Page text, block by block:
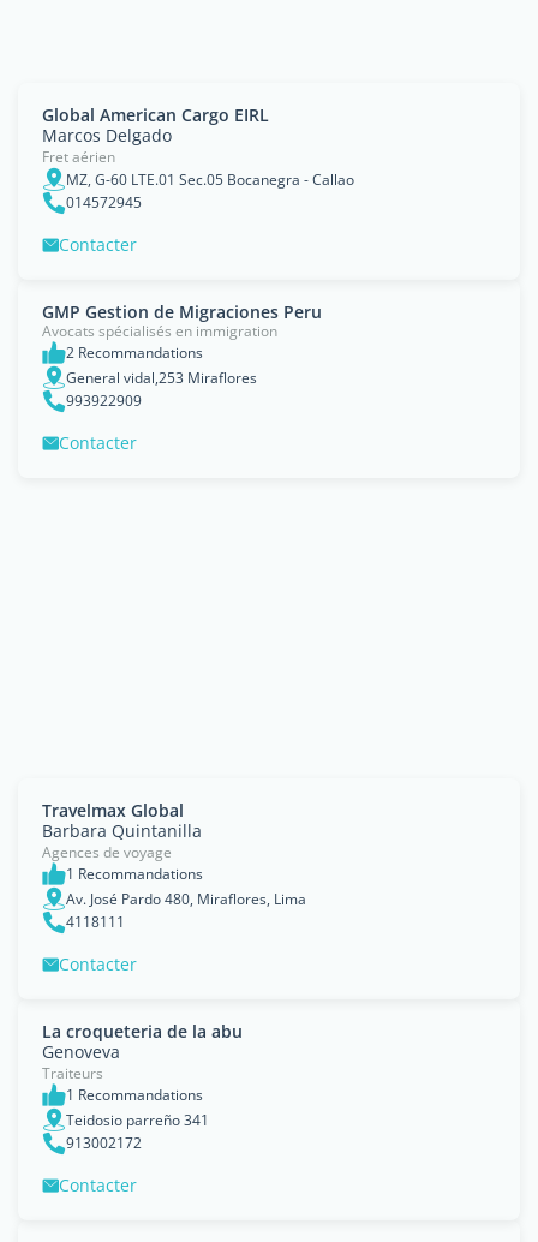
Global American Cargo EIRL
Marcos Delgado
Fret aérien
MZ, G-60 LTE.01 Sec.05 Bocanegra - Callao
014572945
Contacter
GMP Gestion de Migraciones Peru
Avocats spécialisés en immigration
2 Recommandations
General vidal,253 Miraflores
993922909
Contacter
Travelmax Global
Barbara Quintanilla
Agences de voyage
1 Recommandations
Av. José Pardo 480, Miraflores, Lima
4118111
Contacter
La croqueteria de la abu
Genoveva
Traiteurs
1 Recommandations
Teidosio parreño 341
913002172
Contacter